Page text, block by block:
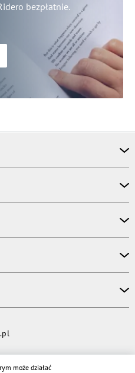
bezpłatnie.
może działać